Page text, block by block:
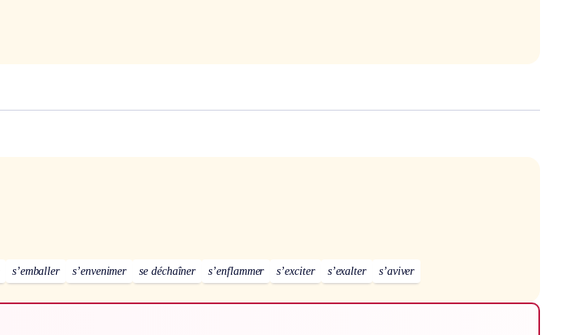
s’emballer s’envenimer se déchaîner s’enflammer s’exciter s’exalter s’aviver